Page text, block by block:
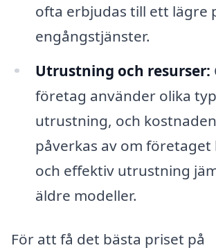
ofta erbjudas till ett lägre
engångstjänster.
Utrustning och resurser:
företag använder olika
utrustning, och
påverkas av om
och effektiv utrustning
äldre modeller.
För att få det bästa priset på